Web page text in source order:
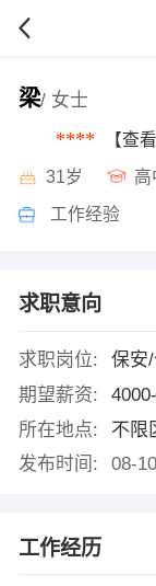
梁/ 女士
**** 【查
31岁 高
工作经验
求职意向
求职岗位:
保安
期望薪资:
所在地点:
不限
发布时间:
08-10
工作经历